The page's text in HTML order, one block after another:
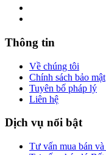
Thông tin
Về chúng tôi
Chính sách bảo mật
Tuyên bố pháp lý
Liên hệ
Dịch vụ nổi bật
Tư vấn mua bán và